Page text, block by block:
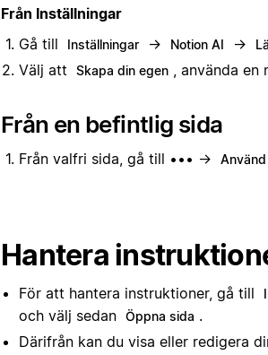
Från Inställningar
Gå till
Inställningar → Notion AI →
Välj att
Skapa din egen , använda en
Från en befintlig sida
Från valfri sida, gå till ••• →
Hantera
För att hantera instruktioner, gå till
och välj sedan Öppna sida .
Därifrån kan du visa eller redigera